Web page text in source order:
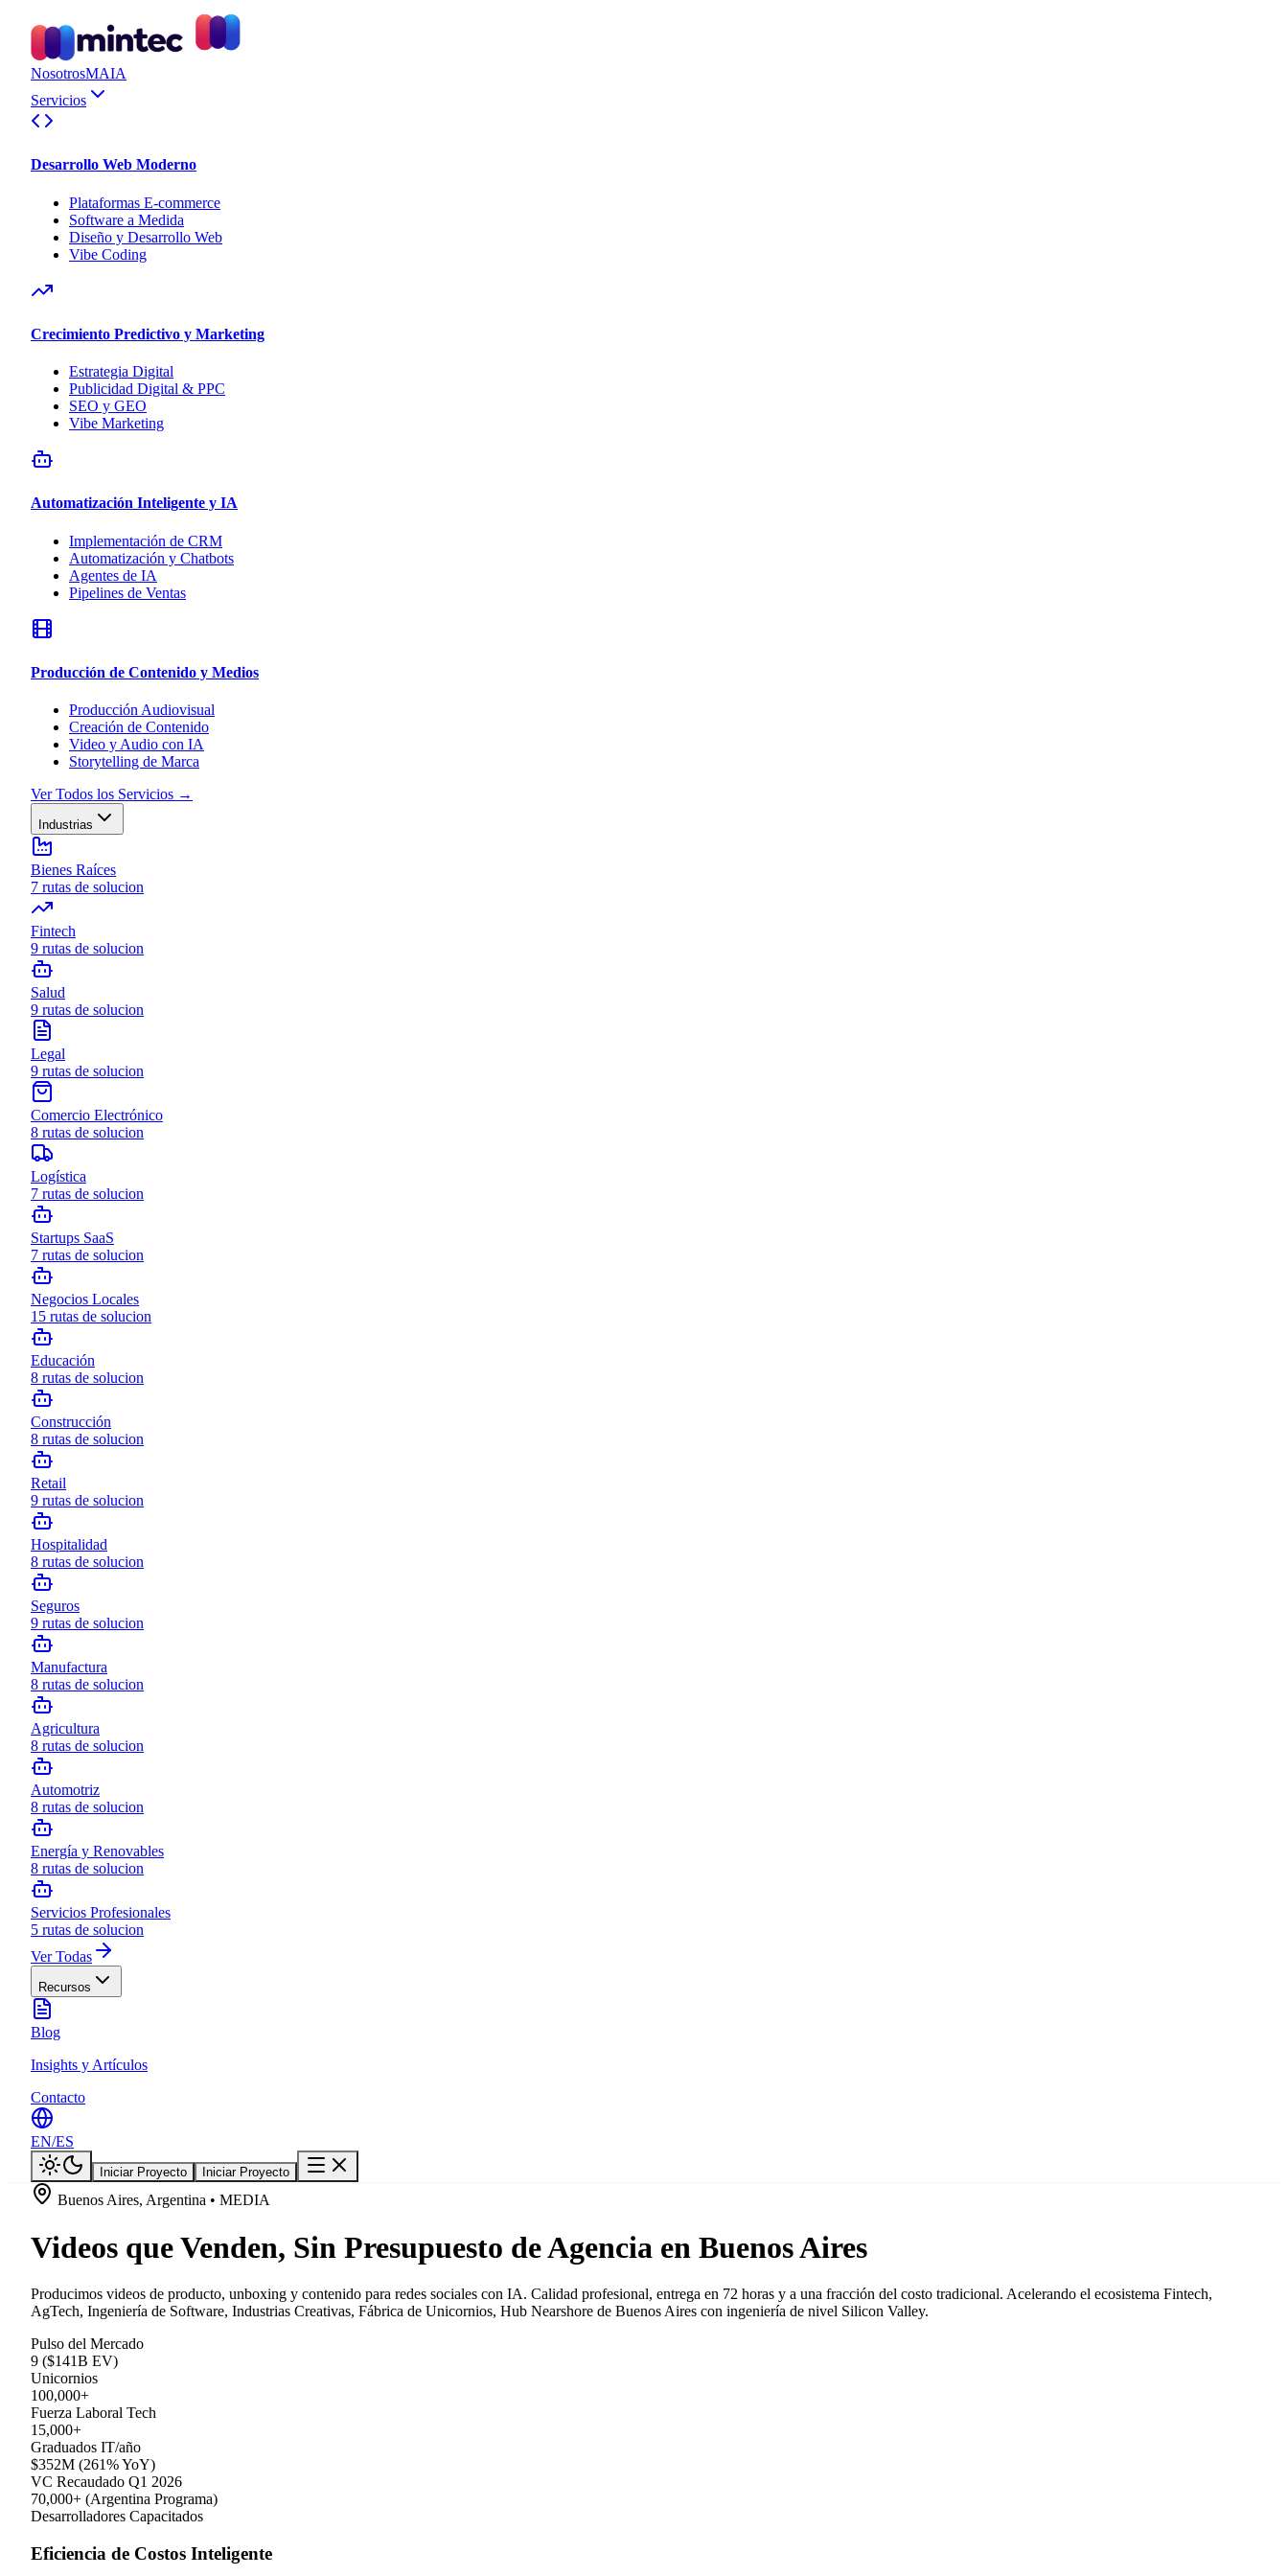
NosotrosMAIA
Servicios
Desarrollo Web Moderno
Plataformas E-commerce
Software a Medida
Diseño y Desarrollo Web
Vibe Coding
Crecimiento Predictivo y Marketing
Estrategia Digital
Publicidad Digital & PPC
SEO y GEO
Vibe Marketing
Automatización Inteligente y IA
Implementación de CRM
Automatización y Chatbots
Agentes de IA
Pipelines de Ventas
Producción de Contenido y Medios
Producción Audiovisual
Creación de Contenido
Video y Audio con IA
Storytelling de Marca
Ver Todos los Servicios →
Industrias
Bienes Raíces
7 rutas de solucion
Fintech
9 rutas de solucion
Salud
9 rutas de solucion
Legal
9 rutas de solucion
Comercio Electrónico
8 rutas de solucion
Logística
7 rutas de solucion
Startups SaaS
7 rutas de solucion
Negocios Locales
15 rutas de solucion
Educación
8 rutas de solucion
Construcción
8 rutas de solucion
Retail
9 rutas de solucion
Hospitalidad
8 rutas de solucion
Seguros
9 rutas de solucion
Manufactura
8 rutas de solucion
Agricultura
8 rutas de solucion
Automotriz
8 rutas de solucion
Energía y Renovables
8 rutas de solucion
Servicios Profesionales
5 rutas de solucion
Ver Todas
Recursos
Blog
Insights y Artículos
Contacto
EN/ES
Iniciar Proyecto Iniciar Proyecto
Buenos Aires, Argentina • MEDIA
Videos que Venden, Sin Presupuesto de Agencia en Buenos Aires
Producimos videos de producto, unboxing y contenido para redes sociales con IA. Calidad profesional, entrega en 72 horas y a una fracción del costo tradicional. Acelerando el ecosistema Fintech,
AgTech, Ingeniería de Software, Industrias Creativas, Fábrica de Unicornios, Hub Nearshore de Buenos Aires con ingeniería de nivel Silicon Valley.
Pulso del Mercado
9 ($141B EV)
Unicornios
100,000+
Fuerza Laboral Tech
15,000+
Graduados IT/año
$352M (261% YoY)
VC Recaudado Q1 2026
70,000+ (Argentina Programa)
Desarrolladores Capacitados
Eficiencia de Costos Inteligente